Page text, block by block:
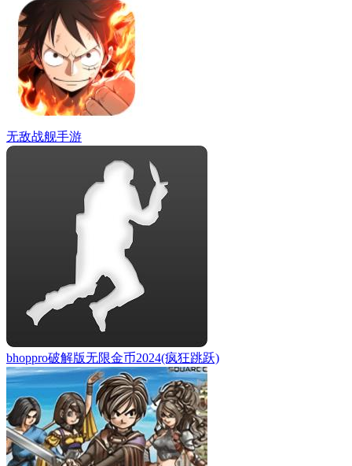
无敌战舰手游
bhoppro破解版无限金币2024(疯狂跳跃)